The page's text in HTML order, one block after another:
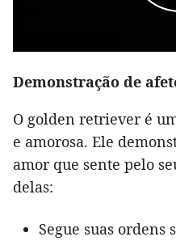
Demonstração de
O golden retriever é
e amorosa. Ele
amor que sente pelo
delas:
Segue suas ordens